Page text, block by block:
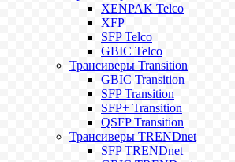
XENPAK Telco
XFP
SFP Telco
GBIC Telco
Трансиверы Transition
GBIC Transition
SFP Transition
SFP+ Transition
QSFP Transition
Трансиверы TRENDnet
SFP TRENDnet